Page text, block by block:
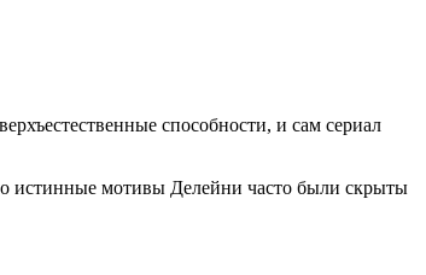
способности, и сам сериал
истинные мотивы Делейни часто были скрыты